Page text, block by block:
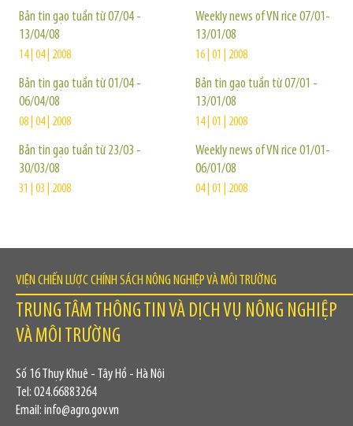
Bản tin gạo tuần từ 07/04 -
13/04/08
14 | 04 | 2008
Bản tin gạo tuần từ 01/04 -
06/04/08
08 | 04 | 2008
Bản tin gạo tuần từ 23/03 -
30/03/08
31 | 03 | 2008
Weekly news of VN rice 07/01-
13/01/08
16 | 01 | 2008
Bản tin gạo tuần từ 07/01 -
13/01/08
14 | 01 | 2008
Weekly news of VN rice 01/01-
06/01/08
04 | 01 | 2008
VIỆN CHIẾN LƯỢC CHÍNH SÁCH NÔNG NGHIỆP VÀ MÔI TRƯỜNG
TRUNG TÂM THÔNG TIN VÀ DỊCH VỤ NÔNG NGHIỆP
VÀ MÔI TRƯỜNG
Số 16 Thụy Khuê - Tây Hồ - Hà Nội
Tel: 024.66883264
Email: info@agro.gov.vn